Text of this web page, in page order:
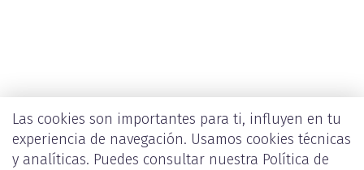
Las cookies son importantes para ti, influyen en tu
experiencia de navegación. Usamos cookies técnicas
y analíticas. Puedes consultar nuestra Política de